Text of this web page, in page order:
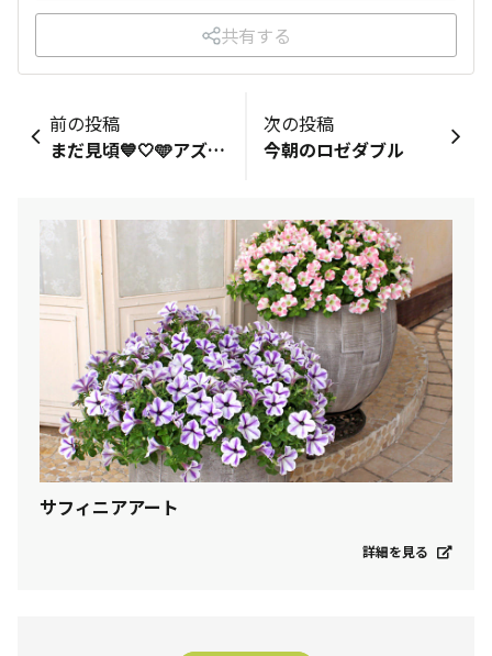
共有する
サフィニアアート
詳細を見る
前の投稿
まだ見頃💙🤍🩵アズーロコンパクト
次の投稿
今朝のロゼダブル